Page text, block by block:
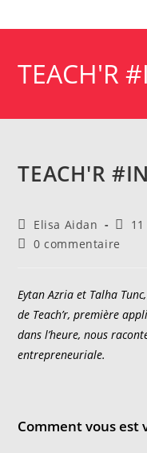
TEACH'R
TEACH'R
Auteur/autrice
de
Elisa Aidan
Commentaires
publication :
0 commentaire
Eytan Azria et Talha
de Teach’r, première
dans l’heure, nous
entrepreneuriale.
Comment vous est